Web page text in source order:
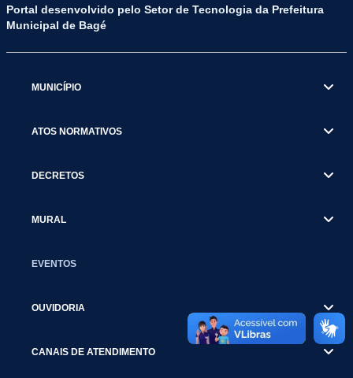
Portal desenvolvido pelo Setor de Tecnologia da Prefeitura
Municipal de Bagé
MUNICÍPIO
ATOS NORMATIVOS
DECRETOS
MURAL
EVENTOS
OUVIDORIA
CANAIS DE ATENDIMENTO